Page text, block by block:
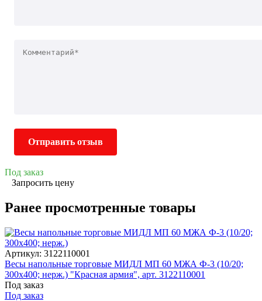
Отправить отзыв
Под заказ
Запросить цену
Ранее просмотренные товары
Артикул: 3122110001
Весы напольные торговые МИДЛ МП 60 МЖА Ф-3 (10/20;
300х400; нерж.) "Красная армия", арт. 3122110001
Под заказ
Под заказ